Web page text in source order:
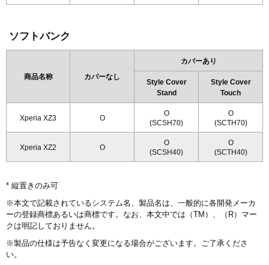
ソフトバンク
商品名称 カバーなし
カバーあり
Style Cover
Stand
Style Cover
Touch
Xperia XZ3 O
O
(SCSH70)
O
(SCTH70)
Xperia XZ2 O
O
(SCSH40)
O
(SCTH40)
* 縦置きのみ可
※本文で記載されているシステム名、製品名は、一般的に各開発メーカ
ーの登録商標あるいは商標です。なお、本文中では（TM）、（R）マー
クは明記しておりません。
※製品の仕様は予告なく変更になる場合がございます。ご了承くださ
い。